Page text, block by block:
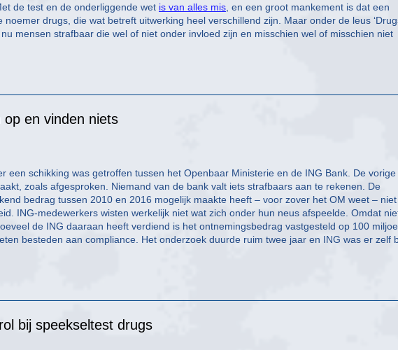
de test en de onderliggende wet is van alles mis , en een groot mankement is dat een
drugs, die wat betreft uitwerking heel verschillend zijn. Maar onder de leus
mensen strafbaar die wel of niet onder invloed zijn en misschien wel of misschien niet
en vinden niets
een schikking was getroffen tussen het Openbaar Ministerie en de ING Bank. De vorige
zoals afgesproken. Niemand van de bank valt iets strafbaars aan te rekenen. De
bedrag tussen 2010 en 2016 mogelijk maakte heeft – voor zover het OM weet –
ING-medewerkers wisten werkelijk niet wat zich onder hun neus afspeelde. Omdat
de ING daaraan heeft verdiend is het ontnemingsbedrag vastgesteld op 100
besteden aan compliance. Het onderzoek duurde ruim twee jaar en ING was er zelf
bij speekseltest drugs